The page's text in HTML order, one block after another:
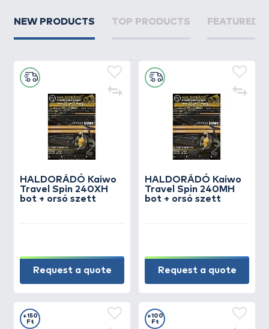
NEW PRODUCTS TOP PRODUCTS FEATURED
HALDORÁDÓ Kaiwo
Travel Spin 240XH
bot + orsó szett
Request a quote
HALDORÁDÓ Kaiwo
Travel Spin 240MH
bot + orsó szett
Request a quote
+150
Ft
+100
Ft